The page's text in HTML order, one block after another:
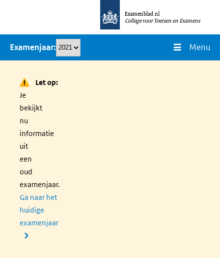
naar
inhoud
Examenblad.nl
College voor Toetsen en Examens
Examenjaar Menu
Let op:
Je
bekijkt
nu
informatie
uit
een
oud
examenjaar.
Ga naar het
huidige
examenjaar